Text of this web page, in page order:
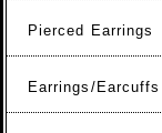
Pierced Earrings
Earrings/Earcuffs